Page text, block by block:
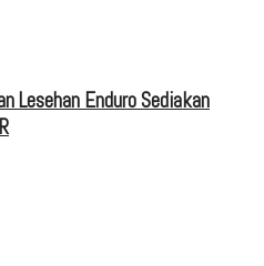
Lesehan Enduro Sediakan